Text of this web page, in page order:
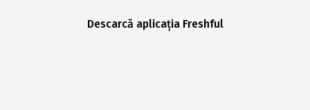
Descarcă aplicația Freshful